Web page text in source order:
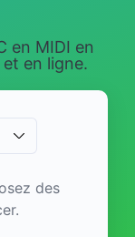
en MIDI en
en ligne.
des